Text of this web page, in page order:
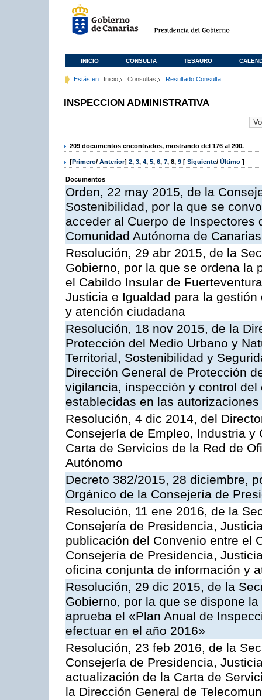
INICIO CONSULTA TESAURO
Estás en: Inicio Consultas Resultado Consulta
INSPECCION ADMINISTRATIVA
209 documentos encontrados, mostrando del 176 al 200.
[Primero/ Anterior] 2, 3, 4, 5, 6, 7, 8, 9 [ Siguiente/ Último ]
Documentos
Orden, 22 may 2015, de la
Sostenibilidad, por la que se
acceder al Cuerpo de
Comunidad Autónoma de Canarias
Resolución, 29 abr 2015, de la
Gobierno, por la que se ordena la
el Cabildo Insular de
Justicia e Igualdad para la
y atención ciudadana
Resolución, 18 nov 2015, de la
Protección del Medio Urbano y
Territorial, Sostenibilidad y
Dirección General de Protección
vigilancia, inspección y control
establecidas en las
Resolución, 4 dic 2014, del
Consejería de Empleo, Industria
Carta de Servicios de la Red de
Autónomo
Decreto 382/2015, 28 diciembre,
Orgánico de la Consejería de
Resolución, 11 ene 2016, de la
Consejería de Presidencia,
publicación del Convenio entre el
Consejería de Presidencia,
oficina conjunta de información y
Resolución, 29 dic 2015, de la
Gobierno, por la que se dispone
aprueba el «Plan Anual de
efectuar en el año 2016»
Resolución, 23 feb 2016, de la
Consejería de Presidencia,
actualización de la Carta de
la Dirección General de